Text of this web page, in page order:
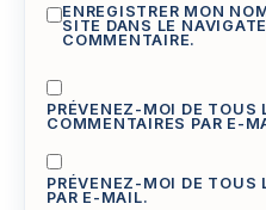
ENREGISTRER MON
SITE DANS LE
COMMENTAIRE.
PRÉVENEZ-MOI DE TOUS
COMMENTAIRES PAR E-
PRÉVENEZ-MOI DE TOUS
PAR E-MAIL.